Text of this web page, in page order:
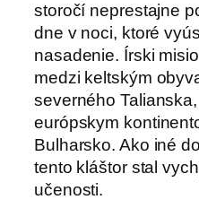
storočí neprestajne
dne v noci, ktoré
nasadenie. Írski
medzi keltským
severného
európskym
Bulharsko. Ako iné
tento kláštor stal
učenosti.